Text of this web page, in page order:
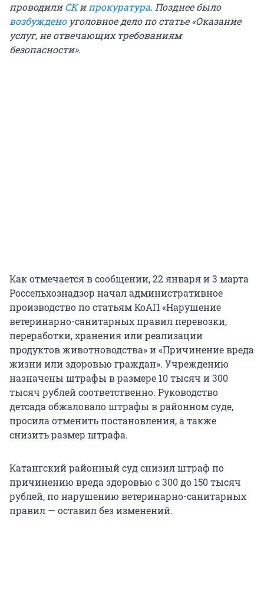
проводилиСКи прокуратура. Позднее было
возбужденоуголовное дело по статье «Оказание
услуг, не отвечающих требованиям
безопасности».
Как отмечается в сообщении, 22 января и 3 марта
Россельхознадзор начал административное
производство по статьям КоАП «Нарушение
ветеринарно-санитарных правил перевозки,
переработки, хранения или реализации
продуктов животноводства» и «Причинение вреда
жизни или здоровью граждан». Учреждению
назначены штрафы в размере 10 тысяч и 300
тысяч рублей соответственно. Руководство
детсада обжаловало штрафы в районном суде,
просила отменить постановления, а также
снизить размер штрафа.
Катангский районный суд снизил штраф по
причинению вреда здоровью с 300 до 150 тысяч
рублей, по нарушению ветеринарно-санитарных
правил — оставил без изменений.